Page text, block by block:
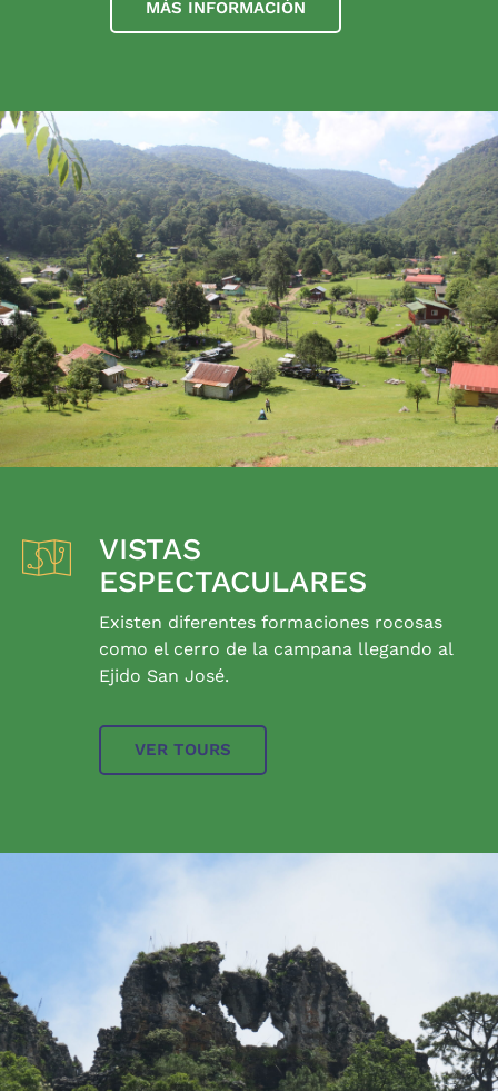
MÁS INFORMACIÓN
VISTAS
ESPECTACULARES
Existen diferentes formaciones rocosas
como el cerro de la campana llegando al
Ejido San José.
VER TOURS